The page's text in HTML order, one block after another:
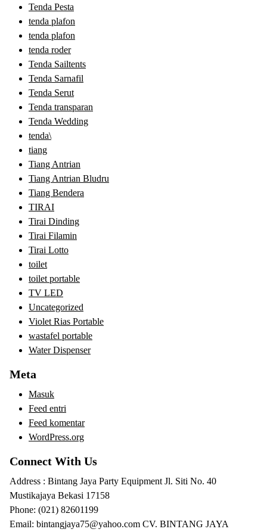
Tenda Pesta
tenda plafon
tenda plafon
tenda roder
Tenda Sailtents
Tenda Sarnafil
Tenda Serut
Tenda transparan
Tenda Wedding
tenda\
tiang
Tiang Antrian
Tiang Antrian Bludru
Tiang Bendera
TIRAI
Tirai Dinding
Tirai Filamin
Tirai Lotto
toilet
toilet portable
TV LED
Uncategorized
Violet Rias Portable
wastafel portable
Water Dispenser
Meta
Masuk
Feed entri
Feed komentar
WordPress.org
Connect With Us
Address : Bintang Jaya Party Equipment Jl. Siti No. 40
Mustikajaya Bekasi 17158
Phone: (021) 82601199
Email: bintangjaya75@yahoo.com CV. BINTANG JAYA